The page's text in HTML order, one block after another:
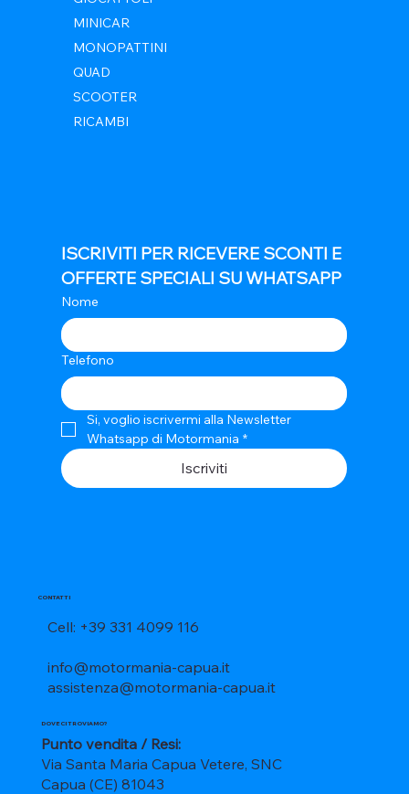
MINICAR
MONOPATTINI
QUAD
SCOOTER
RICAMBI
CONTATTI
Cell: +39 331 4099 116
info@motormania-capua.it
assistenza@motormania-capua.it
DOVE CI TROVIAMO?
Punto vendita / Resi:
Via Santa Maria Capua Vetere, SNC
Capua (CE) 81043
ISCRIVITI PER RICEVERE SCONTI E
OFFERTE SPECIALI SU WHATSAPP
Nome
Telefono
Si, voglio iscrivermi alla Newsletter
Whatsapp di Motormania *
Iscriviti